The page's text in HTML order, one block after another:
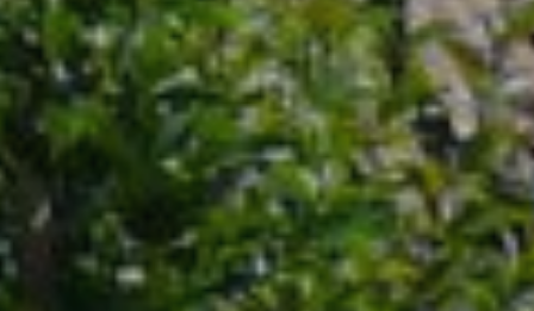
Permiten realizar el seguimiento y análisis del
comportamiento de los usuarios de este sitio web. La
información recogida mediante este tipo de cookies se
utiliza en la medición de la actividad de la web para la
elaboración de perfiles de navegación de los usuarios con
el fin de introducir mejoras en función del análisis de los
datos de uso que hacen los usuarios del servicio. Permiten
guardar la información de preferencia del usuario para
mejorar la calidad de nuestros servicios y para ofrecer una
mejor experiencia a través de productos recomendados.
Marketing y publicidad
Estas cookies son utilizadas para almacenar información